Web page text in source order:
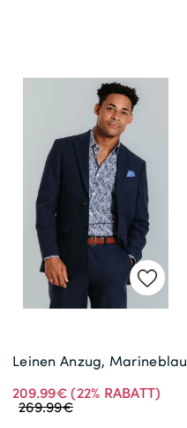
Leinen Anzug, Marineblau
209.99€(22% RABATT)
269.99€